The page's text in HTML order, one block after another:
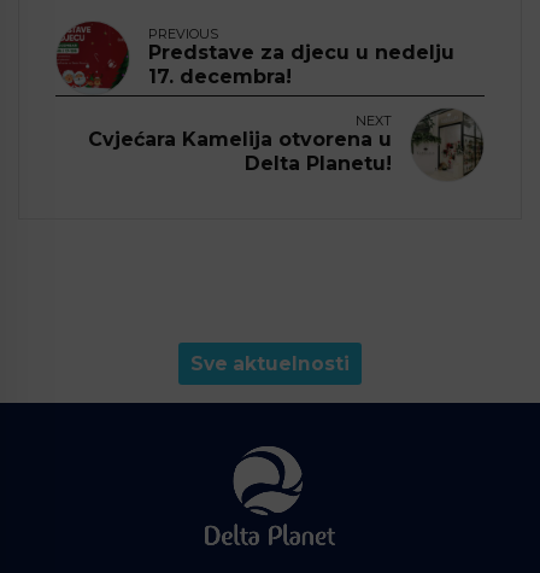
PREVIOUS
Predstave za djecu u nedelju
17. decembra!
NEXT
Cvjećara Kamelija otvorena u
Delta Planetu!
Sve aktuelnosti